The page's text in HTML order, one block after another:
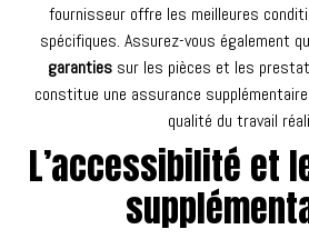
fournisseur offre les meilleures
spécifiques. Assurez-vous également
garantiessur les pièces et les
constitue une assurance
qualité du travail
L’accessibilité et